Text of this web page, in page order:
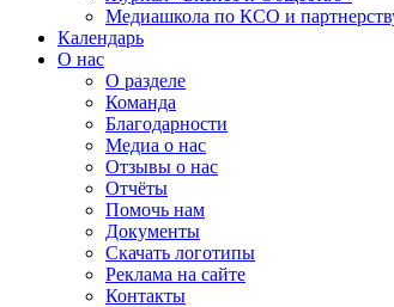
Медиашкола по КСО и
Календарь
О нас
О разделе
Команда
Благодарности
Медиа о нас
Отзывы о нас
Отчёты
Помочь нам
Документы
Скачать логотипы
Реклама на сайте
Контакты